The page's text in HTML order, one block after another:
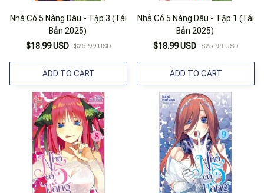
Nhà Có 5 Nàng Dâu - Tập 3 (Tái
Bản 2025)
$18.99 USD $25.99 USD
ADD TO CART
Nhà Có 5 Nàng Dâu - Tập 1 (Tái
Bản 2025)
$18.99 USD $25.99 USD
ADD TO CART